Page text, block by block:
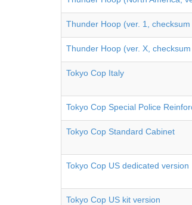
Thunder Hoop (ver. 1,
Thunder Hoop (ver. X,
Tokyo Cop Italy
Tokyo Cop Special Police
Tokyo Cop Standard Cabinet
Tokyo Cop US dedicated version
Tokyo Cop US kit version